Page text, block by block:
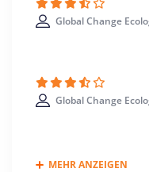
Global Change
Global Change
MEHR ANZEIGEN